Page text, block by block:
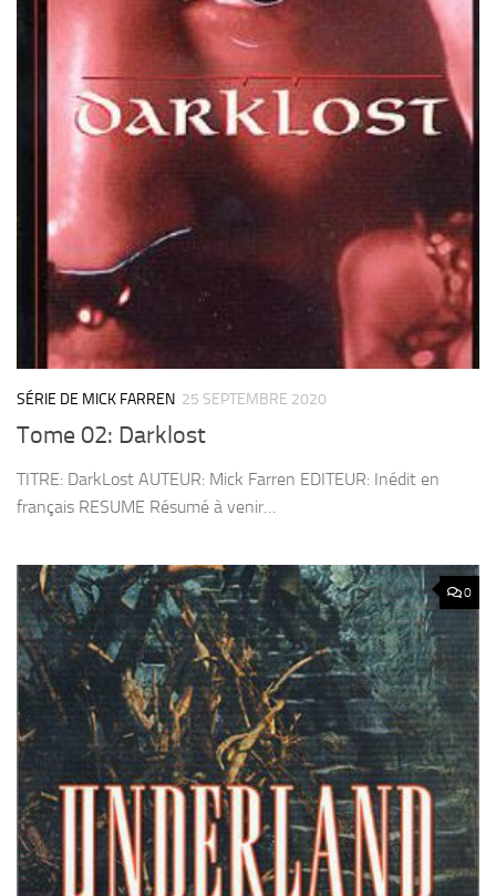
SÉRIE DE MICK FARREN 25 SEPTEMBRE 2020
Tome 02: Darklost
TITRE: DarkLost AUTEUR: Mick Farren EDITEUR: Inédit en
français RESUME Résumé à venir…
0